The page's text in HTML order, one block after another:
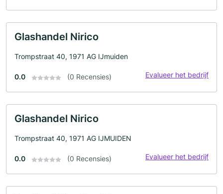
Glashandel Nirico
Trompstraat 40, 1971 AG IJmuiden
0.0 (0 Recensies) Evalueer het bedrijf
Glashandel Nirico
Trompstraat 40, 1971 AG IJMUIDEN
0.0 (0 Recensies) Evalueer het bedrijf